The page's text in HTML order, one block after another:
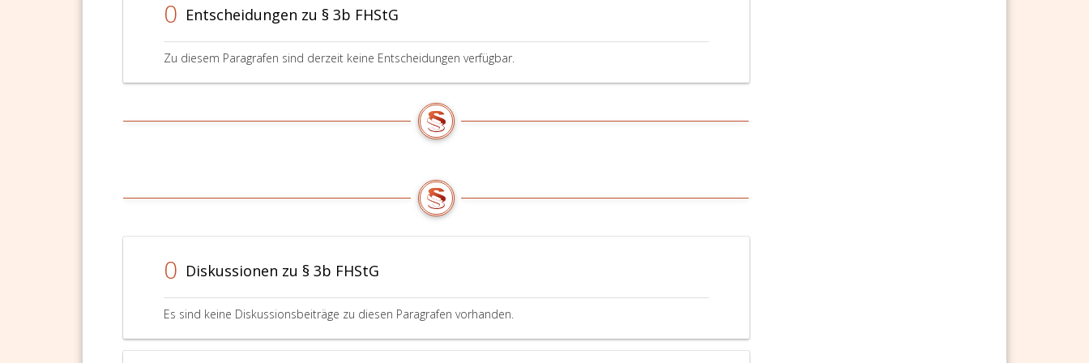
0 Entscheidungen zu § 3b FHStG
Zu diesem Paragrafen sind derzeit keine Entscheidungen verfügbar.
0 Diskussionen zu § 3b FHStG
Es sind keine Diskussionsbeiträge zu diesen Paragrafen vorhanden.